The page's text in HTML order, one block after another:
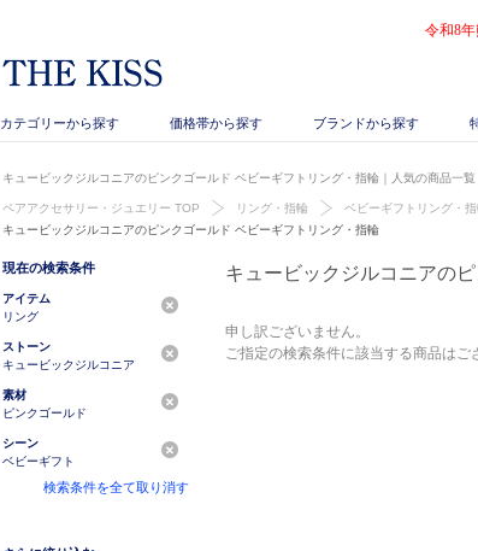
令和8
カテゴリーから探す 価格帯から探す ブランドから探す
キュービックジルコニアのピンクゴールド ベビーギフトリング・指輪｜人気の商品一
ペアアクセサリー・ジュエリー TOP リング・指輪 ベビーギフトリング・指
キュービックジルコニアのピンクゴールド ベビーギフトリング・指輪
キュービックジルコニアの
申し訳ございません。
ご指定の検索条件に該当する商品はご
現在の検索条件
アイテム
リング
ストーン
キュービックジルコニア
素材
ピンクゴールド
シーン
ベビーギフト
検索条件を全て取り消す